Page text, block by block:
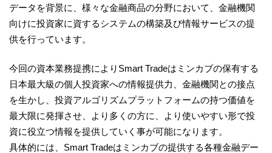
データを背景に、様々な金融商品の分野において、金融機関
向けに投資家に資するシステムの構築及び情報サービスの提
供を行っています。
今回の資本業務提携によりSmart Tradeはミンカブの保有する
日本最大級の個人投資家への情報提供力、金融機関との接点
を生かし、投資アルゴリズムプラットフォームの持つ価値を
最大限に発揮させ、より多くの方に、より使いやすい形で投
資に役立つ情報を提供していく事が可能になります。
具体的には、Smart Tradeはミンカブの提供する各種金融デー